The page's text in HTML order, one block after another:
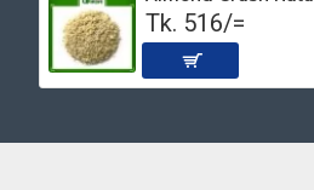
Tk. 516/=